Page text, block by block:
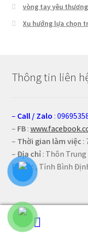
vòng tay yêu thương
Xu hướng lựa chọn
Thông tin liên
– Call / Zalo :
– FB:
– Thời gian làm việc :
– Địa chỉ: Thôn Trung
Phước , Tỉnh Bình
Bài viết mới
Tìm
Tìm